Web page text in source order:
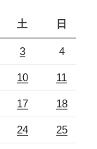
土 日
3 4
10 11
17 18
24 25